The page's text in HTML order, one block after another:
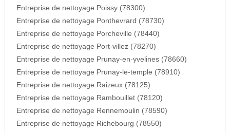
Entreprise de nettoyage Poissy (78300)
Entreprise de nettoyage Ponthevrard (78730)
Entreprise de nettoyage Porcheville (78440)
Entreprise de nettoyage Port-villez (78270)
Entreprise de nettoyage Prunay-en-yvelines (78660)
Entreprise de nettoyage Prunay-le-temple (78910)
Entreprise de nettoyage Raizeux (78125)
Entreprise de nettoyage Rambouillet (78120)
Entreprise de nettoyage Rennemoulin (78590)
Entreprise de nettoyage Richebourg (78550)